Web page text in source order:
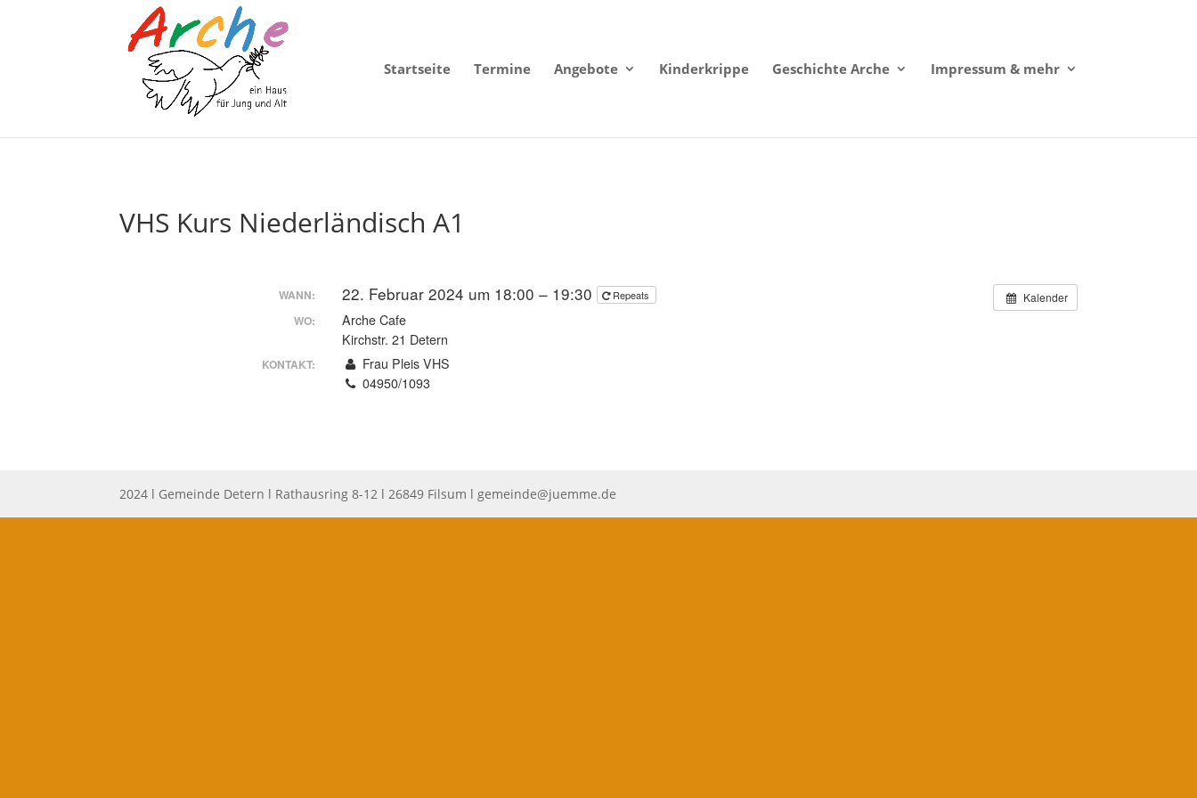
Startseite Termine Angebote Kinderkrippe Geschichte Arche Impressum & mehr
VHS Kurs Niederländisch A1
Kalender
WANN: 22. Februar 2024 um 18:00 – 19:30 Repeats
WO:
Arche Cafe
Kirchstr. 21 Detern
KONTAKT:
Frau Pleis VHS
04950/1093
2024 l Gemeinde Detern l Rathausring 8-12 l 26849 Filsum l gemeinde@juemme.de